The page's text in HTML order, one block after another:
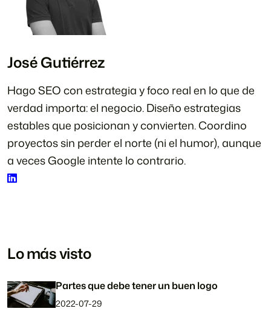
José Gutiérrez
Hago SEO con estrategia y foco real en lo que de
verdad importa: el negocio. Diseño estrategias
estables que posicionan y convierten. Coordino
proyectos sin perder el norte (ni el humor), aunque
a veces Google intente lo contrario.
Lo más visto
Partes que debe tener un buen logo
2022-07-29